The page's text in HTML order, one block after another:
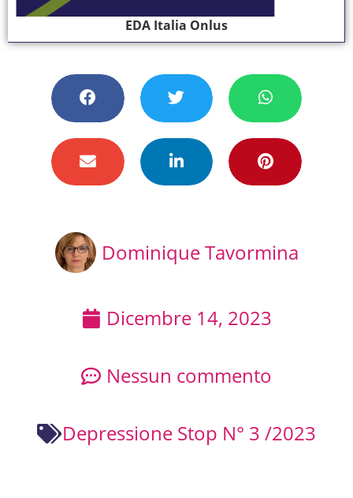
EDA Italia Onlus
Dominique Tavormina
Dicembre 14, 2023
Nessun commento
Depressione Stop N° 3 /2023